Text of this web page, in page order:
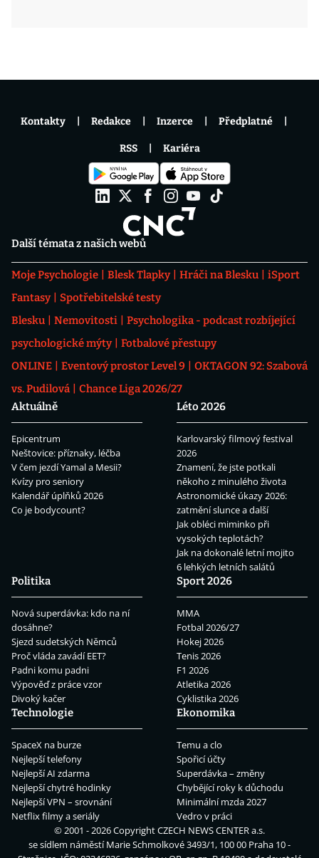
Další témata z našich webů
Moje Psychologie Blesk Tlapky Hráči na Blesku
iSport
Fantasy
Spotřebitelské testy
Blesku
Nemovitosti
Psychologika - podcast rozbíjející
psychologické mýty
Fotbalové přestupy
ONLINE
Eventový prostor Level 9
OKTAGON 92: Szabová
vs. Pudilová
Chance Liga 2026/27
Aktuálně
Epicentrum
Neštovice: příznaky, léčba
V čem jezdí Yamal a Mesii?
Kvízy pro seniory
Kalendář úplňků 2026
Co je bodycount?
Léto 2026
Karlovarský filmový festival
2026
Znamení, že jste potkali
někoho z minulého života
Astronomické úkazy 2026:
zatmění slunce a další
Jak obléci miminko při
vysokých teplotách?
Jak na dokonalé letní mojito
6 lehkých letních salátů
Politika
Nová superdávka: kdo na ní
dosáhne?
Sjezd sudetských Němců
Proč vláda zavádí EET?
Padni komu padni
Výpověď z práce vzor
Divoký kačer
Sport 2026
MMA
Fotbal 2026/27
Hokej 2026
Tenis 2026
F1 2026
Atletika 2026
Cyklistika 2026
Technologie
SpaceX na burze
Nejlepší telefony
Nejlepší AI zdarma
Nejlepší chytré hodinky
Nejlepší VPN – srovnání
Netflix filmy a seriály
Ekonomika
Temu a clo
Spořicí účty
Superdávka – změny
Chybějící roky k důchodu
Minimální mzda 2027
Vedro v práci
Kontakty Redakce Inzerce Předplatné
RSS Kariéra
© 2001 - 2026 CopyrightCZECH NEWS CENTER a.s.
se sídlem náměstí Marie Schmolkové 3493/1, 100 00 Praha 10 -